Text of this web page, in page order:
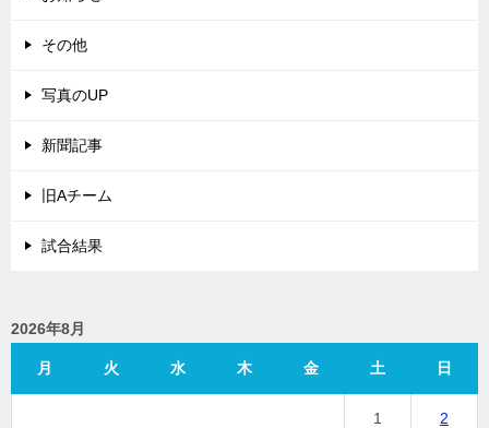
その他
写真のUP
新聞記事
旧Aチーム
試合結果
2026年8月
月 火 水 木 金 土 日
1 2